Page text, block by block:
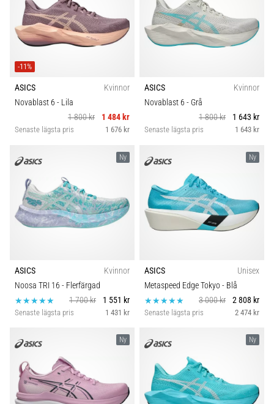
-11%
ASICS
Kvinnor
Novablast 6 - Lila
1 800 kr
1 484 kr
Senaste lägsta pris 1 676 kr
ASICS
Kvinnor
Novablast 6 - Grå
1 800 kr
1 643 kr
Senaste lägsta pris 1 643 kr
Ny
ASICS
Kvinnor
Noosa TRI 16 - Flerfärgad
1 700 kr
1 551 kr
Senaste lägsta pris 1 431 kr
Ny
ASICS
Unisex
Metaspeed Edge Tokyo- Blå
3 000 kr
2 808 kr
Senaste lägsta pris 2 474 kr
Ny Ny